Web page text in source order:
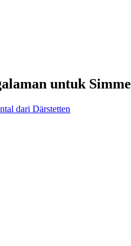
untuk Simme
dari Därstetten